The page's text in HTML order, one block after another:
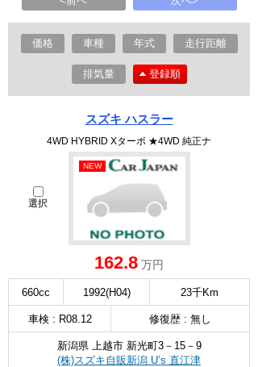
価格 車種 年式 走行距離
排気量 登録順
スズキ ハスラー
4WD HYBRID Xターボ ★4WD 純正ナ
選択
NEW
162.8 万円
660cc 1992(H04) 23千Km
車検 : R08.12 修復歴 : 無し
新潟県 上越市 新光町3－15－9
(株)スズキ自販新潟 U’s 直江津